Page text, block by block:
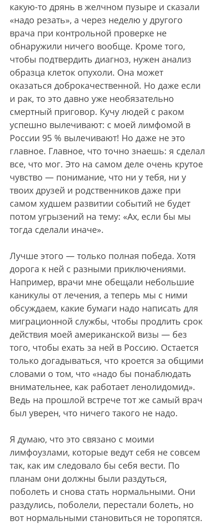
какую-то дрянь в желчном пузыре и сказали
«надо резать», а через неделю у другого
врача при контрольной проверке не
обнаружили ничего вообще. Кроме того,
чтобы подтвердить диагноз, нужен анализ
образца клеток опухоли. Она может
оказаться доброкачественной. Но даже если
и рак, то это давно уже необязательно
смертный приговор. Кучу людей с раком
успешно вылечивают: с моей лимфомой в
России 95 % вылечивают! Но даже не это
главное. Главное, что точно знаешь: я сделал
все, что мог. Это на самом деле очень крутое
чувство — понимание, что ни у тебя, ни у
твоих друзей и родственников даже при
самом худшем развитии событий не будет
потом угрызений на тему: «Ах, если бы мы
тогда сделали иначе».
Лучше этого — только полная победа. Хотя
дорога к ней с разными приключениями.
Например, врачи мне обещали небольшие
каникулы от лечения, а теперь мы с ними
обсуждаем, какие бумаги надо написать для
миграционной службы, чтобы продлить срок
действия моей американской визы — без
того, чтобы ехать за ней в Россию. Остается
только догадываться, что кроется за общими
словами о том, что «надо бы понаблюдать
внимательнее, как работает ленолидомид».
Ведь на прошлой встрече тот же самый врач
был уверен, что ничего такого не надо.
Я думаю, что это связано с моими
лимфоузлами, которые ведут себя не совсем
так, как им следовало бы себя вести. По
планам они должны были раздуться,
поболеть и снова стать нормальными. Они
раздулись, поболели, перестали болеть, но
вот нормальными становиться не торопятся.